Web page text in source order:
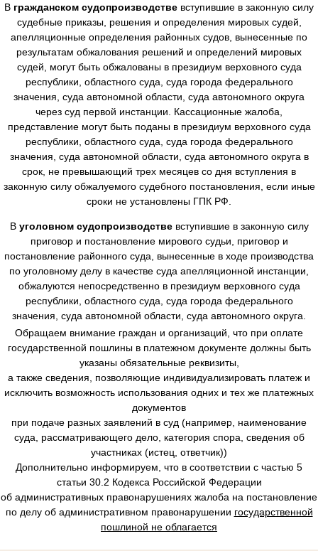
В гражданском судопроизводстве вступившие в законную силу
судебные приказы, решения и определения мировых судей,
апелляционные определения районных судов, вынесенные по
результатам обжалования решений и определений мировых
судей, могут быть обжалованы в президиум верховного суда
республики, областного суда, суда города федерального
значения, суда автономной области, суда автономного округа
через суд первой инстанции. Кассационные жалоба,
представление могут быть поданы в президиум верховного суда
республики, областного суда, суда города федерального
значения, суда автономной области, суда автономного округа в
срок, не превышающий трех месяцев со дня вступления в
законную силу обжалуемого судебного постановления, если иные
сроки не установлены ГПК РФ.
В уголовном судопроизводствевступившие в законную силу
приговор и постановление мирового судьи, приговор и
постановление районного суда, вынесенные в ходе производства
по уголовному делу в качестве суда апелляционной инстанции,
обжалуются непосредственно в президиум верховного суда
республики, областного суда, суда города федерального
значения, суда автономной области, суда автономного округа.
Обращаем внимание граждан и организаций, что при оплате
государственной пошлины в платежном документе должны быть
указаны обязательные реквизиты,
а также сведения, позволяющие индивидуализировать платеж и
исключить возможность использования одних и тех же платежных
документов
при подаче разных заявлений в суд (например, наименование
суда, рассматривающего дело, категория спора, сведения об
участниках (истец, ответчик))
Дополнительно информируем, что в соответствии с частью 5
статьи 30.2 Кодекса Российской Федерации
об административных правонарушениях жалоба на постановление
по делу об административном правонарушении государственной
пошлиной не облагается